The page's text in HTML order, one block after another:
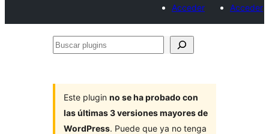
Acceder
Acceder
Buscar
Este plugin no se ha probado con
las últimas 3 versiones mayores de
WordPress. Puede que ya no tenga